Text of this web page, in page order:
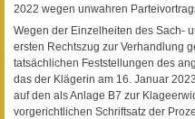
2022 wegen unwahren
Wegen der Einzelheiten des Sach-
ersten Rechtszug zur Verhandlung
tatsächlichen Feststellungen des
das der Klägerin am 16. Januar
auf den als Anlage B7 zur
vorgerichtlichen Schriftsatz der